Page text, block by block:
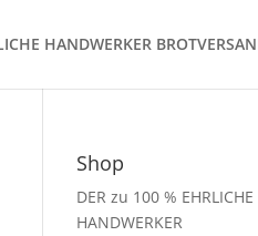
HANDWERKER
Shop
DER zu 100 % EHRLICHE
HANDWERKER